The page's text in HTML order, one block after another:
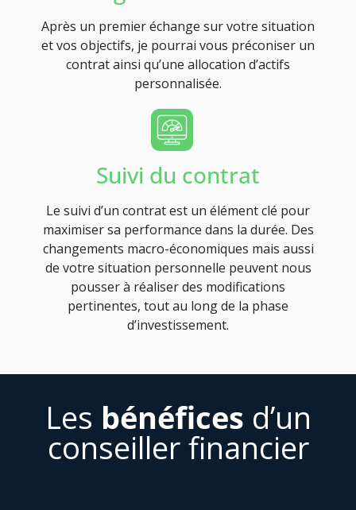
Après un premier échange sur votre situation
et vos objectifs, je pourrai vous préconiser un
contrat ainsi qu’une allocation d’actifs
personnalisée.
Suivi du contrat
Le suivi d’un contrat est un élément clé pour
maximiser sa performance dans la durée. Des
changements macro-économiques mais aussi
de votre situation personnelle peuvent nous
pousser à réaliser des modifications
pertinentes, tout au long de la phase
d’investissement.
Les bénéfices d’un
conseiller financier